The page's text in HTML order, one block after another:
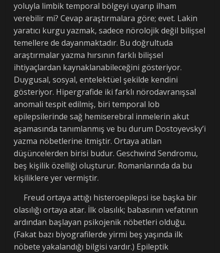
yoluyla limbik temporal bölgeyi uyarıp ilham
verebilir mi? Cevap araştırmalara göre; evet. Lakin
yaratıcı kurgu yazmak, sadece nörolojik değil bilişsel
temellere de dayanmaktadır. Bu doğrultuda
araştırmalar yazma hırsının farklı bilişsel
ihtiyaçlardan kaynaklanabileceğini gösteriyor.
Duygusal, sosyal, entelektüel şekilde kendini
gösteriyor. Hipergrafide iki farklı nörodavranışsal
anomali tespit edilmiş, biri temporal lob
epilepsilerinde sağ hemiserebral inmelerin akut
aşamasında tanımlanmış ve bu durum Dostoyevsky’i
yazma nöbetlerine itmiştir. Ortaya atılan
düşüncelerden birisi budur. Geschwind Sendromu,
beş kişilik özelliği oluşturur. Romanlarında da bu
kişiliklere yer vermiştir.
Freud ortaya attığı histeroepilepsi ise başka bir
olasılığı ortaya atar. İlk olasılık; babasının vefatının
ardından başlayan psikojenik nöbetleri olduğu.
(Fakat bazı biyografilerde yirmi beş yaşında ilk
nöbete yakalandığı bilgisi vardır.) Epileptik